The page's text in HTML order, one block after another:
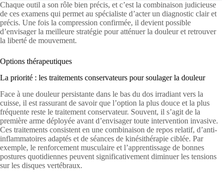
Chaque outil a son rôle bien précis, et c’est la combinaison judicieuse
de ces examens qui permet au spécialiste d’acter un diagnostic clair et
précis. Une fois la compression confirmée, il devient possible
d’envisager la meilleure stratégie pour atténuer la douleur et retrouver
la liberté de mouvement.
Options thérapeutiques
La priorité : les traitements conservateurs pour soulager la douleur
Face à une douleur persistante dans le bas du dos irradiant vers la
cuisse, il est rassurant de savoir que l’option la plus douce et la plus
fréquente reste le traitement conservateur. Souvent, il s’agit de la
première arme déployée avant d’envisager toute intervention invasive.
Ces traitements consistent en une combinaison de repos relatif, d’anti-
inflammatoires adaptés et de séances de kinésithérapie ciblée. Par
exemple, le renforcement musculaire et l’apprentissage de bonnes
postures quotidiennes peuvent significativement diminuer les tensions
sur les disques vertébraux.